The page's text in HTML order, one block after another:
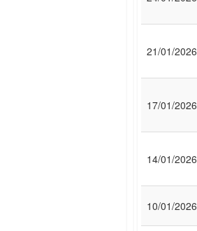
21/01/2026
17/01/2026
14/01/2026
10/01/2026